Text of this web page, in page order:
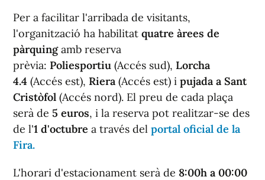
Per a facilitar l'arribada de visitants,
l'organització ha habilitat quatre àrees de
pàrquingamb reserva
prèvia: Poliesportiu (Accés sud), Lorcha
4.4 (Accés est), Riera (Accés est) i pujada a Sant
Cristòfol (Accés nord). El preu de cada plaça
serà de 5 euros, i la reserva pot realitzar-se des
de l'1 d'octubre a través del portal oficial de la
Fira.
L'horari d'estacionament serà de 8:00h a 00:00